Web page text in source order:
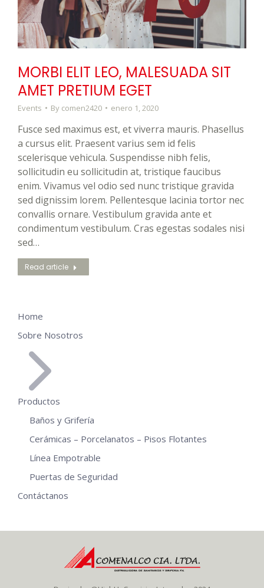
MORBI ELIT LEO, MALESUADA SIT
AMET PRETIUM EGET
Events By comen2420 enero 1, 2020
Fusce sed maximus est, et viverra mauris. Phasellus
a cursus elit. Praesent varius sem id felis
scelerisque vehicula. Suspendisse nibh felis,
sollicitudin eu sollicitudin at, tristique faucibus
enim. Vivamus vel odio sed nunc tristique gravida
sed dignissim lorem. Pellentesque lacinia tortor nec
convallis ornare. Vestibulum gravida ante et
condimentum vestibulum. Cras egestas sodales nisi
sed…
Read article
Home
Sobre Nosotros
Productos
Baños y Grifería
Cerámicas – Porcelanatos – Pisos Flotantes
Línea Empotrable
Puertas de Seguridad
Contáctanos